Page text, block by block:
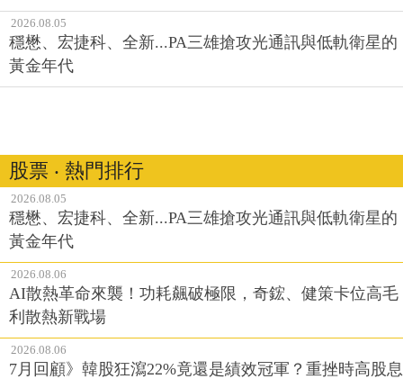
2026.08.05
穩懋、宏捷科、全新...PA三雄搶攻光通訊與低軌衛星的
黃金年代
股票 ‧ 熱門排行
2026.08.05
穩懋、宏捷科、全新...PA三雄搶攻光通訊與低軌衛星的
黃金年代
2026.08.06
AI散熱革命來襲！功耗飆破極限，奇鋐、健策卡位高毛
利散熱新戰場
2026.08.06
7月回顧》韓股狂瀉22%竟還是績效冠軍？重挫時高股息